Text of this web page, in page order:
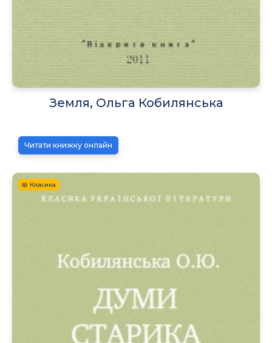
Земля, Ольга Кобилянська
Читати книжку онлайн
📖 Класика